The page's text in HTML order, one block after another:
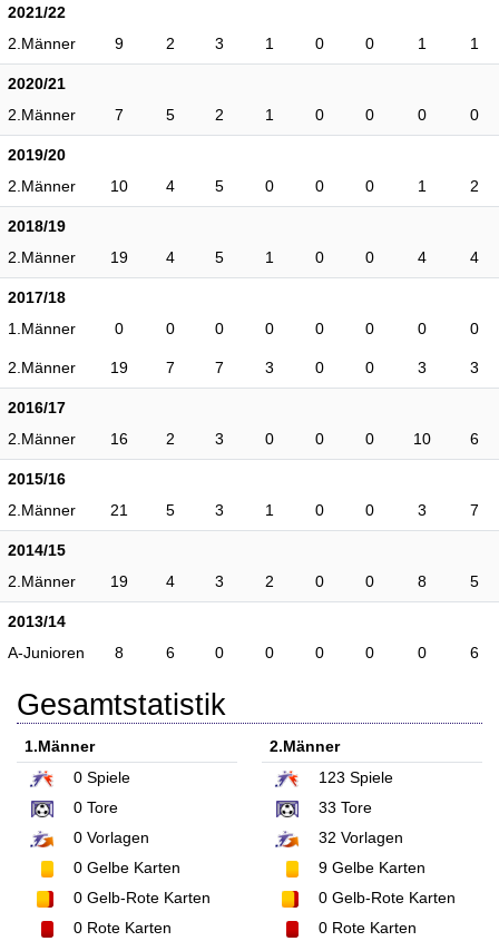
2021/22
2.Männer
9 2 3 1 0 0 1 1
2020/21
2.Männer
7 5 2 1 0 0 0 0
2019/20
2.Männer
10 4 5 0 0 0 1 2
2018/19
2.Männer
19 4 5 1 0 0 4 4
2017/18
1.Männer
0 0 0 0 0 0 0 0
2.Männer 19 7 7 3 0 0 3 3
2016/17
2.Männer
16 2 3 0 0 0 10 6
2015/16
2.Männer
21 5 3 1 0 0 3 7
2014/15
2.Männer
19 4 3 2 0 0 8 5
2013/14
A-Junioren
8 6 0 0 0 0 0 6
Gesamtstatistik
1.Männer
0 Spiele
0 Tore
0 Vorlagen
0 Gelbe Karten
0 Gelb-Rote Karten
0 Rote Karten
2.Männer
123 Spiele
33 Tore
32 Vorlagen
9Gelbe Karten
0Gelb-Rote Karten
0Rote Karten